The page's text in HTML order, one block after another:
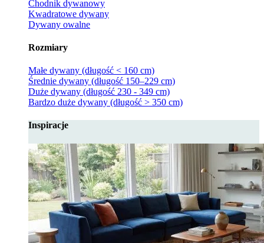
Chodnik dywanowy
Kwadratowe dywany
Dywany owalne
Rozmiary
Małe dywany (długość < 160 cm)
Średnie dywany (długość 150–229 cm)
Duże dywany (długość 230 - 349 cm)
Bardzo duże dywany (długość > 350 cm)
Inspiracje